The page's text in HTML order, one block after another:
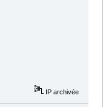
IP archivée